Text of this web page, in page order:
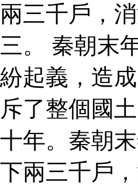
兩三千戶，
三。 秦朝末
紛起義，造
斥了整個國
十年。秦朝
下兩三千戶